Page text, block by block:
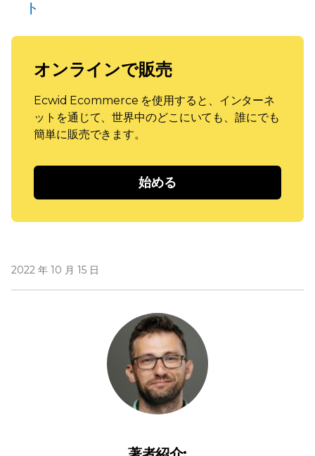
ト
オンラインで販売
Ecwid Ecommerce を使用すると、インターネ
ットを通じて、世界中のどこにいても、誰にでも
簡単に販売できます。
始める
2022 年 10 月 15 日